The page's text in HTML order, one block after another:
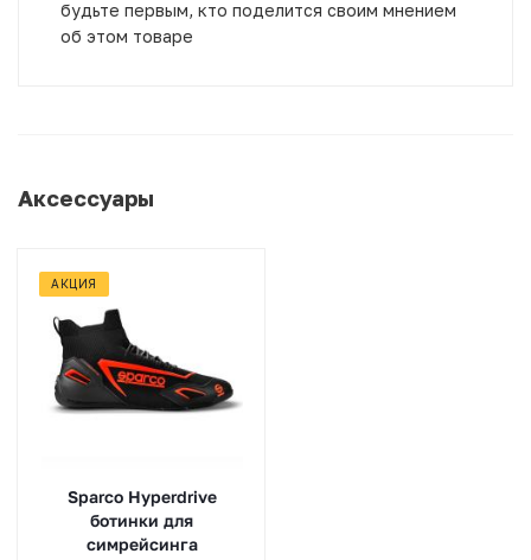
будьте первым, кто поделится своим мнением
об этом товаре
Аксессуары
АКЦИЯ
Sparco Hyperdrive
ботинки для
симрейсинга